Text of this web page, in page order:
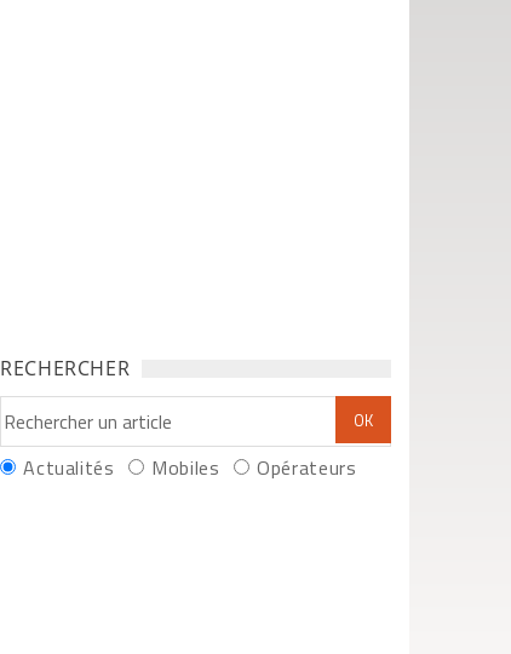
RECHERCHER
Actualités Mobiles Opérateurs